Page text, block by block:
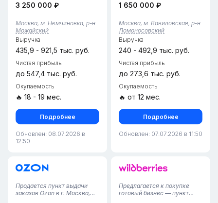
в престижном районе
Сетунь! Этот прибыльный
бизнес с отличной локацией,
автоматизированным
управлением и слаже...
3 250 000 ₽
Москва, м. Немчиновка, р-н
Можайский
Выручка
435,9 - 921,5 тыс. руб.
Чистая прибыль
до 547,4 тыс. руб.
Окупаемость
🔥 18 - 19 мес.
Подробнее
Обновлен: 08.07.2026 в
12:50
Площадь помещения — 86
формат для работы пункта
выдачи.• Пункт работает с
2022 года, финансовая
статистика...
1 650 000 ₽
Москва, м. Вавиловская, р-н
Ломоносовский
Выручка
240 - 492,9 тыс. руб.
Чистая прибыль
до 273,6 тыс. руб.
Окупаемость
🔥 от 12 мес.
Подробнее
Обновлен: 07.07.2026 в 11:50
Продается пункт выдачи
заказов Ozon в г. Москва,
Предлагается к покупке
готовый бизнес — пункт